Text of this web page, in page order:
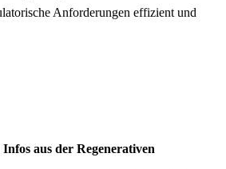
Anforderungen effizient und
aus der Regenerativen